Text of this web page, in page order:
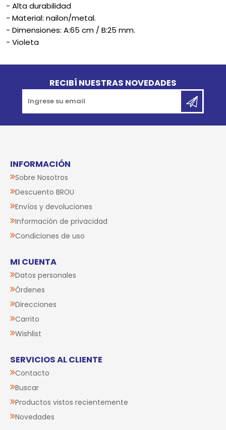
- Alta durabilidad
- Material: nailon/metal.
- Dimensiones: A:65 cm / B:25 mm.
- Violeta
RECIBÍ NUESTRAS NOVEDADES
INFORMACIÓN
Sobre Nosotros
Descuento BROU
Envíos y devoluciones
Información de privacidad
Condiciones de uso
MI CUENTA
Datos personales
Órdenes
Direcciones
Carrito
Wishlist
SERVICIOS AL CLIENTE
Contacto
Buscar
Productos vistos recientemente
Novedades